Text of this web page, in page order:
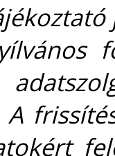
A